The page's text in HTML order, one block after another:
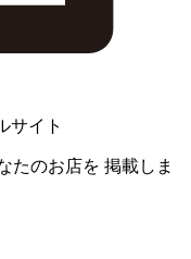
サイト
たのお店を 掲載しま